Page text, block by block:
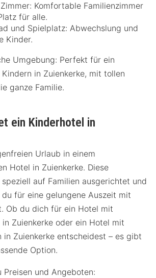
Komfortable Familienzimmer
für alle.
und Spielplatz: Abwechslung und
Kinder.
Umgebung: Perfekt für ein
in Zuienkerke, mit tollen
ganze Familie.
ein Kinderhotel in
Urlaub in einem
Hotel in Zuienkerke. Diese
auf Familien ausgerichtet und
für eine gelungene Auszeit mit
Ob du dich für ein Hotel mit
in Zuienkerke oder ein Hotel mit
in Zuienkerke entscheidest – es gibt
Option.
und Angeboten: